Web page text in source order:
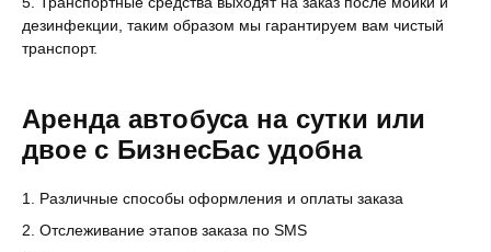
дезинфекции, таким образом мы гарантируем вам чистый
транспорт.
Аренда автобуса на сутки или
двое с БизнесБас удобна
Различные способы оформления и оплаты заказа
Отслеживание этапов заказа по SMS